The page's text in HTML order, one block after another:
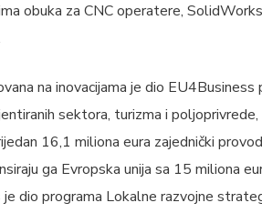
obuka za CNC operatere,
na inovacijama je dio
sektora, turizma i poljoprivrede,
16,1 miliona eura zajednički
ga Evropska unija sa 15 miliona
dio programa Lokalne razvojne